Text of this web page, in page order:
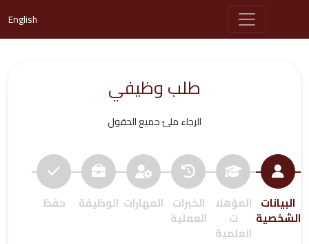
English
طلب وظيفي
الرجاء ملئ جميع الحقول
البيانات
الشخصية
المؤهلا
ت
العلمية
الخبرات
العملية
المهارات الوظيفة حفظ